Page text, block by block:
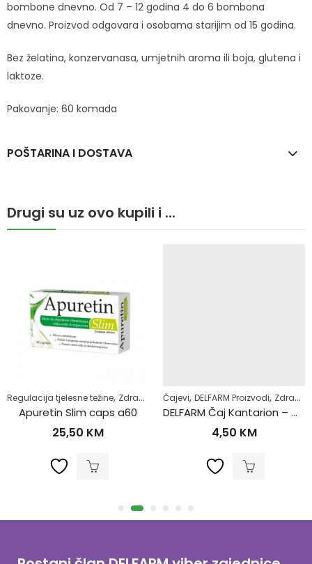
bombone dnevno. Od 7 – 12 godina 4 do 6 bombona
dnevno. Proizvod odgovara i osobama starijim od 15 godina.
Bez želatina, konzervanasa, umjetnih aroma ili boja, glutena i
laktoze.
Pakovanje: 60 komada
POŠTARINA I DOSTAVA
Drugi su uz ovo kupili i ...
sistema
,Regulacija tjelesne težine, Samoliječenje,Superhrana,Zdrav
Regulacija tjelesne težine, Zdrav život
Apuretin Slim caps a60
25,50 KM
Čajevi, DELFARM Proizvodi, Zdrav život
DELFARM Čaj Kantarion – Gospina trava 50g
4,50 KM